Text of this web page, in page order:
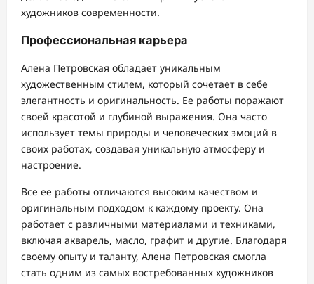
художников современности.
Профессиональная карьера
Алена Петровская обладает уникальным
художественным стилем, который сочетает в себе
элегантность и оригинальность. Ее работы поражают
своей красотой и глубиной выражения. Она часто
использует темы природы и человеческих эмоций в
своих работах, создавая уникальную атмосферу и
настроение.
Все ее работы отличаются высоким качеством и
оригинальным подходом к каждому проекту. Она
работает с различными материалами и техниками,
включая акварель, масло, графит и другие. Благодаря
своему опыту и таланту, Алена Петровская смогла
стать одним из самых востребованных художников